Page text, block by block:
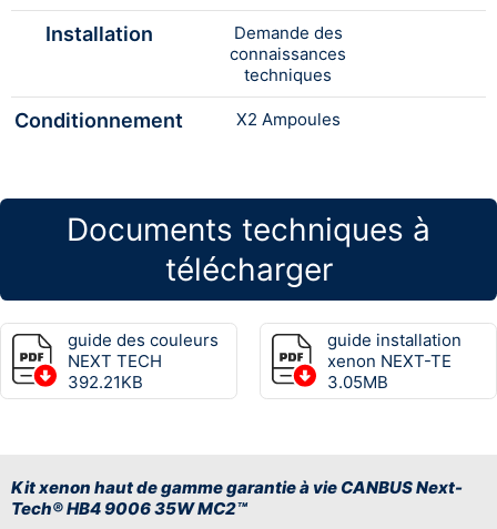
Installation
Demande des
connaissances
techniques
Conditionnement X2 Ampoules
Documents techniques à
télécharger
guide des couleurs
NEXT TECH
392.21KB
guide installation
xenon NEXT-TE
3.05MB
Kit xenon haut de gamme garantie à vie CANBUS Next-
Tech® HB4 9006 35W MC2™